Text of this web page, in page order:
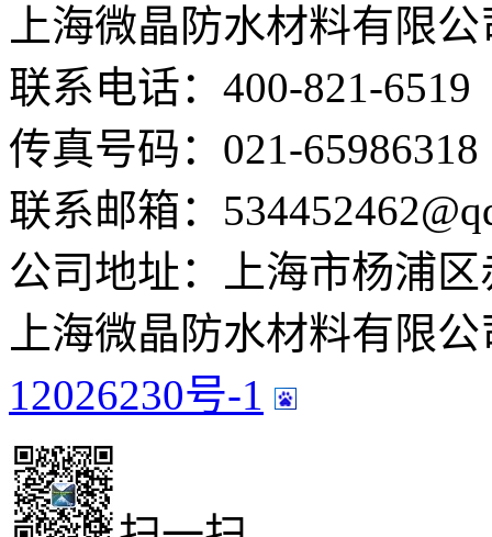
上海微晶防水材料有限公
联系电话：400-821-6519
传真号码：021-65986318
联系邮箱：
公司地址：上海市杨浦
上海微晶防水材料有限
12026230号-1